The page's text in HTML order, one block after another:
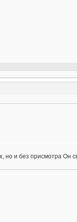
но и без присмотра Он